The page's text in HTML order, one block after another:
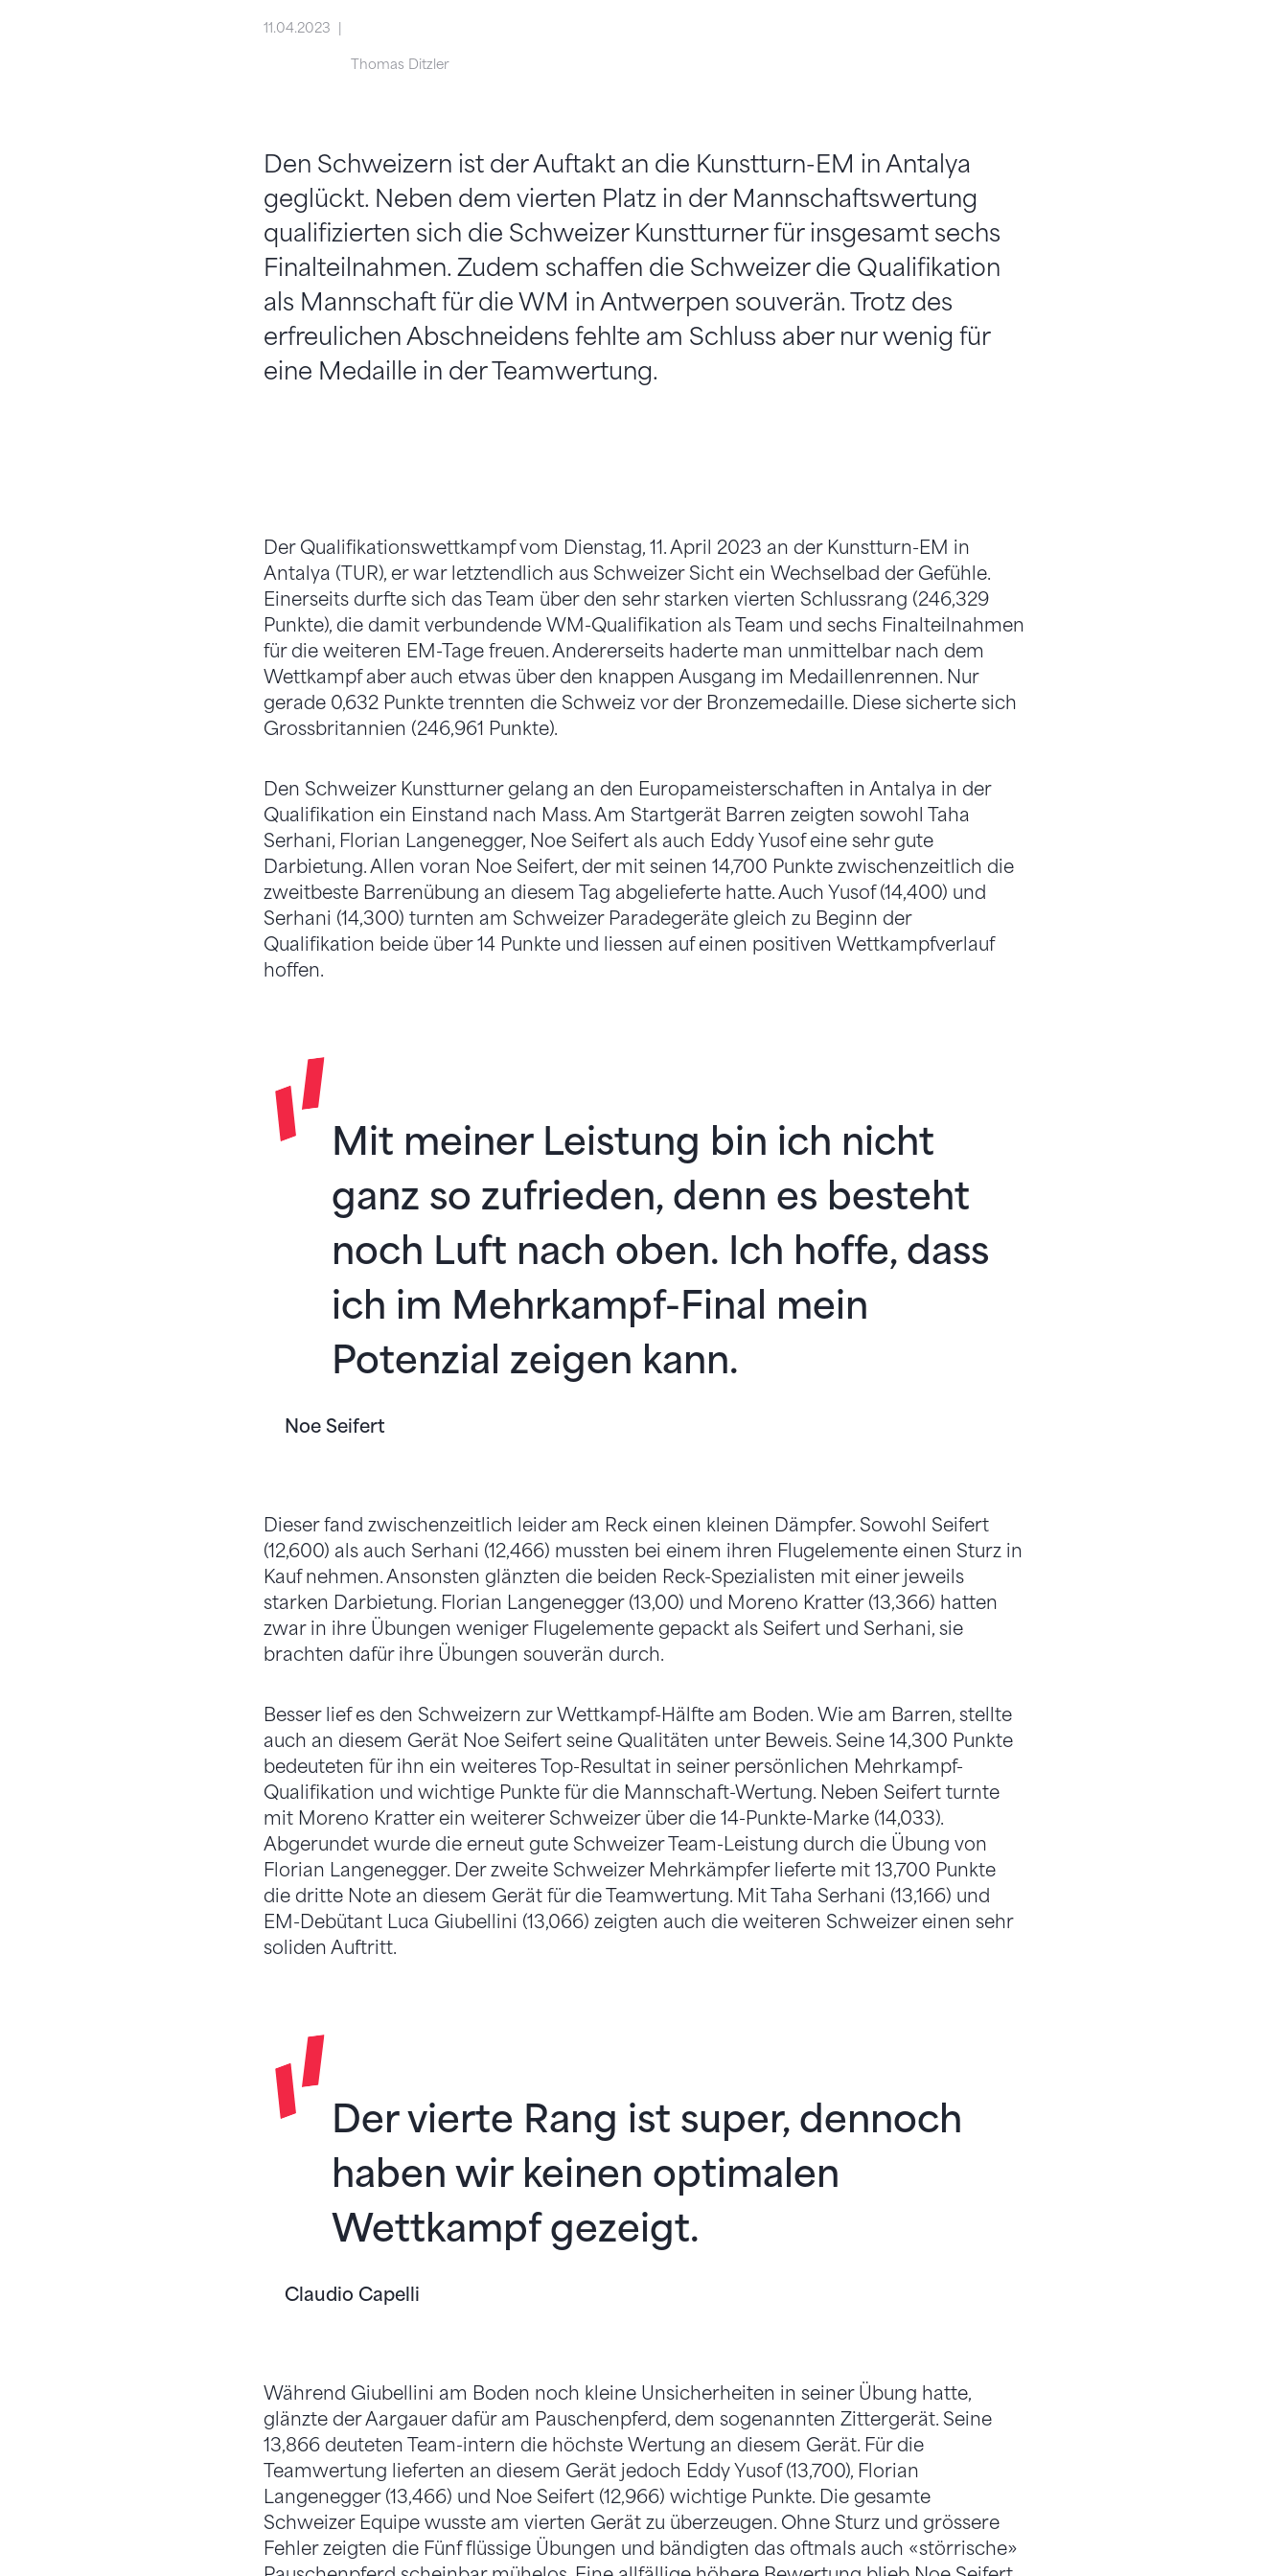
11.04.2023
Thomas Ditzler
Den Schweizern ist der Auftakt an die Kunstturn-EM in Antalya
geglückt. Neben dem vierten Platz in der Mannschaftswertung
qualifizierten sich die Schweizer Kunstturner für insgesamt sechs
Finalteilnahmen. Zudem schaffen die Schweizer die Qualifikation
als Mannschaft für die WM in Antwerpen souverän. Trotz des
erfreulichen Abschneidens fehlte am Schluss aber nur wenig für
eine Medaille in der Teamwertung.
Der Qualifikationswettkampf vom Dienstag, 11. April 2023 an der Kunstturn-EM in
Antalya (TUR), er war letztendlich aus Schweizer Sicht ein Wechselbad der Gefühle.
Einerseits durfte sich das Team über den sehr starken vierten Schlussrang (246,329
Punkte), die damit verbundende WM-Qualifikation als Team und sechs Finalteilnahmen
für die weiteren EM-Tage freuen. Andererseits haderte man unmittelbar nach dem
Wettkampf aber auch etwas über den knappen Ausgang im Medaillenrennen. Nur
gerade 0,632 Punkte trennten die Schweiz vor der Bronzemedaille. Diese sicherte sich
Grossbritannien (246,961 Punkte).
Den Schweizer Kunstturner gelang an den Europameisterschaften in Antalya in der
Qualifikation ein Einstand nach Mass. Am Startgerät Barren zeigten sowohl Taha
Serhani, Florian Langenegger, Noe Seifert als auch Eddy Yusof eine sehr gute
Darbietung. Allen voran Noe Seifert, der mit seinen 14,700 Punkte zwischenzeitlich die
zweitbeste Barrenübung an diesem Tag abgelieferte hatte. Auch Yusof (14,400) und
Serhani (14,300) turnten am Schweizer Paradegeräte gleich zu Beginn der
Qualifikation beide über 14 Punkte und liessen auf einen positiven Wettkampfverlauf
hoffen.
Noe Seifert
Mit meiner Leistung bin ich nicht
ganz so zufrieden, denn es besteht
noch Luft nach oben. Ich hoffe, dass
ich im Mehrkampf-Final mein
Potenzial zeigen kann.
Dieser fand zwischenzeitlich leider am Reck einen kleinen Dämpfer. Sowohl Seifert
(12,600) als auch Serhani (12,466) mussten bei einem ihren Flugelemente einen Sturz in
Kauf nehmen. Ansonsten glänzten die beiden Reck-Spezialisten mit einer jeweils
starken Darbietung. Florian Langenegger (13,00) und Moreno Kratter (13,366) hatten
zwar in ihre Übungen weniger Flugelemente gepackt als Seifert und Serhani, sie
brachten dafür ihre Übungen souverän durch.
Besser lief es den Schweizern zur Wettkampf-Hälfte am Boden. Wie am Barren, stellte
auch an diesem Gerät Noe Seifert seine Qualitäten unter Beweis. Seine 14,300 Punkte
bedeuteten für ihn ein weiteres Top-Resultat in seiner persönlichen Mehrkampf-
Qualifikation und wichtige Punkte für die Mannschaft-Wertung. Neben Seifert turnte
mit Moreno Kratter ein weiterer Schweizer über die 14-Punkte-Marke (14,033).
Abgerundet wurde die erneut gute Schweizer Team-Leistung durch die Übung von
Florian Langenegger. Der zweite Schweizer Mehrkämpfer lieferte mit 13,700 Punkte
die dritte Note an diesem Gerät für die Teamwertung. Mit Taha Serhani (13,166) und
EM-Debütant Luca Giubellini (13,066) zeigten auch die weiteren Schweizer einen sehr
soliden Auftritt.
Claudio Capelli
Der vierte Rang ist super, dennoch
haben wir keinen optimalen
Wettkampf gezeigt.
Während Giubellini am Boden noch kleine Unsicherheiten in seiner Übung hatte,
glänzte der Aargauer dafür am Pauschenpferd, dem sogenannten Zittergerät. Seine
13,866 deuteten Team-intern die höchste Wertung an diesem Gerät. Für die
Teamwertung lieferten an diesem Gerät jedoch Eddy Yusof (13,700), Florian
Langenegger (13,466) und Noe Seifert (12,966) wichtige Punkte. Die gesamte
Schweizer Equipe wusste am vierten Gerät zu überzeugen. Ohne Sturz und grössere
Fehler zeigten die Fünf flüssige Übungen und bändigten das oftmals auch «störrische»